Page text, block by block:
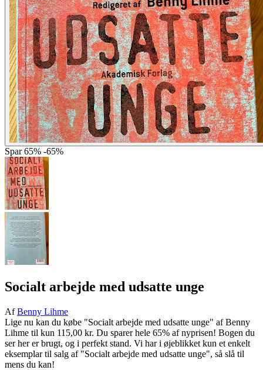
Spar 65% -65%
Socialt arbejde med udsatte unge
AfBenny Lihme
Lige nu kan du købe "Socialt arbejde med udsatte unge" af Benny
Lihme til kun 115,00 kr. Du sparer hele 65% af nyprisen! Bogen du
ser her er brugt, og i perfekt stand. Vi har i øjeblikket kun et enkelt
eksemplar til salg af "Socialt arbejde med udsatte unge", så slå til
mens du kan!